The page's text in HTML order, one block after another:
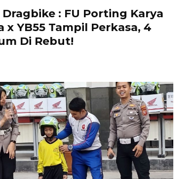
Dragbike : FU Porting Karya
x YB55 Tampil Perkasa, 4
Di Rebut!